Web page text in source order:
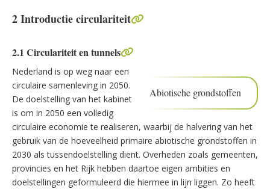
2 Introductie circulariteit
2.1 Circulariteit en tunnels
Abiotische grondstoffen
Nederland is op weg naar een
circulaire samenleving in 2050.
De doelstelling van het kabinet
is om in 2050 een volledig
circulaire economie te realiseren, waarbij de halvering van het
gebruik van de hoeveelheid primaire abiotische grondstoffen in
2030 als tussendoelstelling dient. Overheden zoals gemeenten,
provincies en het Rijk hebben daartoe eigen ambities en
doelstellingen geformuleerd die hiermee in lijn liggen. Zo heeft